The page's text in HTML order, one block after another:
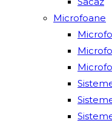
Microfoane